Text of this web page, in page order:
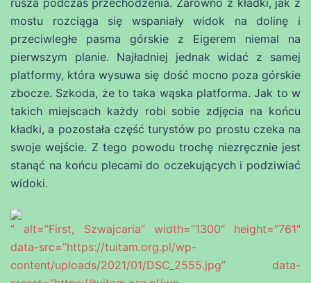
rusza podczas przechodzenia. Zarówno z kładki, jak z
mostu rozciąga się wspaniały widok na dolinę i
przeciwległe pasma górskie z Eigerem niemal na
pierwszym planie. Najładniej jednak widać z samej
platformy, która wysuwa się dość mocno poza górskie
zbocze. Szkoda, że to taka wąska platforma. Jak to w
takich miejscach każdy robi sobie zdjęcia na końcu
kładki, a pozostała część turystów po prostu czeka na
swoje wejście. Z tego powodu trochę niezręcznie jest
stanąć na końcu plecami do oczekujących i podziwiać
widoki.
” alt=”First, Szwajcaria” width=”1300″ height=”761″
data-src=”https://tuitam.org.pl/wp-
content/uploads/2021/01/DSC_2555.jpg” data-